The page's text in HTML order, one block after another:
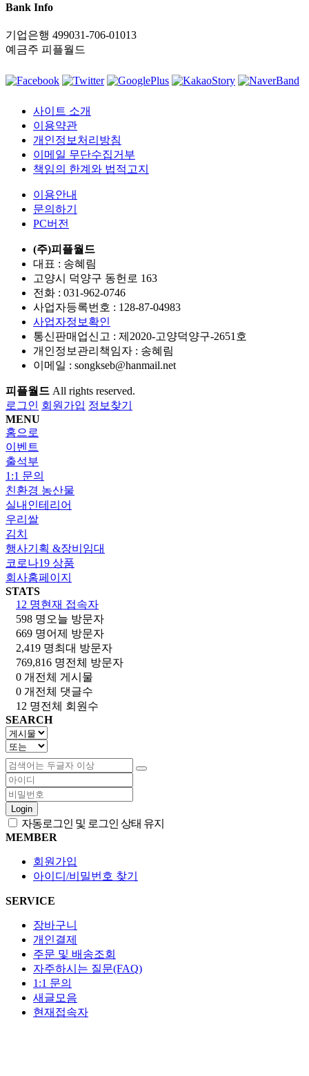
Bank Info
기업은행 499031-706-01013
예금주 피플월드
사이트 소개
이용약관
개인정보처리방침
이메일 무단수집거부
책임의 한계와 법적고지
이용안내
문의하기
PC버전
(주)피플월드
대표 : 송혜림
고양시 덕양구 동헌로 163
전화 : 031-962-0746
사업자등록번호 : 128-87-04983
사업자정보확인
통신판매업신고 : 제2020-고양덕양구-2651호
개인정보관리책임자 : 송혜림
이메일 : songkseb@hanmail.net
피플월드 All rights reserved.
로그인 회원가입 정보찾기
MENU
홈으로
이벤트
출석부
1:1 문의
친환경 농산물
실내인테리어
우리쌀
김치
행사기획 &장비임대
코로나19 상품
회사홈페이지
STATS
12 명현재 접속자
598 명 오늘 방문자
669 명어제 방문자
2,419 명최대 방문자
769,816 명전체 방문자
0 개 전체 게시물
0 개 전체 댓글수
12 명전체 회원수
SEARCH
Login
자동로그인 및 로그인 상태 유지
MEMBER
회원가입
아이디/비밀번호 찾기
SERVICE
장바구니
개인결제
주문 및 배송조회
자주하시는 질문(FAQ)
1:1 문의
새글모음
현재접속자